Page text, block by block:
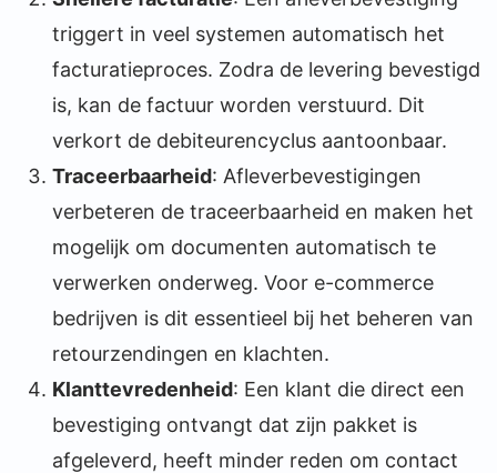
triggert in veel systemen automatisch het
facturatieproces. Zodra de levering bevestigd
is, kan de factuur worden verstuurd. Dit
verkort de debiteurencyclus aantoonbaar.
Traceerbaarheid: Afleverbevestigingen
verbeteren de traceerbaarheid en maken het
mogelijk om documenten automatisch te
verwerken onderweg. Voor e-commerce
bedrijven is dit essentieel bij het beheren van
retourzendingen en klachten.
Klanttevredenheid: Een klant die direct een
bevestiging ontvangt dat zijn pakket is
afgeleverd, heeft minder reden om contact